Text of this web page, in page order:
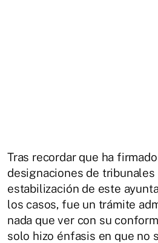
Tras recordar que ha
designaciones de
estabilización de este
los casos, fue un trámite
nada que ver con su
solo hizo énfasis en que no